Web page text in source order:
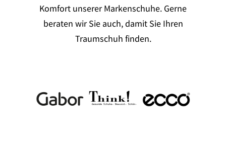
Komfort unserer Markenschuhe. Gerne
beraten wir Sie auch, damit Sie Ihren
Traumschuh finden.